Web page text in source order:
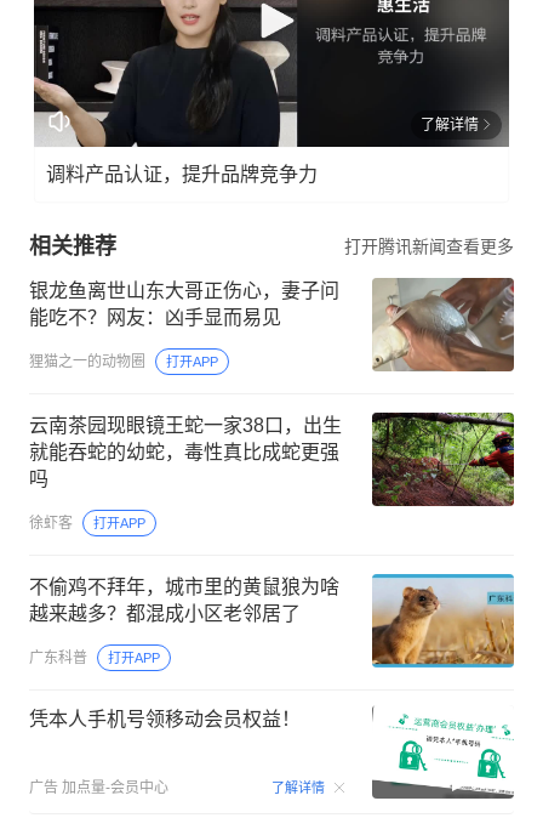
了解详情
调料产品认证，提升品牌竞争力
相关推荐 打开腾讯新闻查看更多
银龙鱼离世山东大哥正伤心，妻子问
能吃不？网友：凶手显而易见
狸猫之一的动物圈 打开APP
云南茶园现眼镜王蛇一家38口，出生
就能吞蛇的幼蛇，毒性真比成蛇更强
吗
徐虾客 打开APP
不偷鸡不拜年，城市里的黄鼠狼为啥
越来越多？都混成小区老邻居了
广东科普 打开APP
凭本人手机号领移动会员权益！
广告 加点量-会员中心 了解详情 00:15